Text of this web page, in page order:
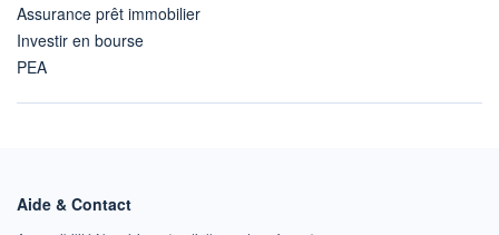
Assurance prêt immobilier
Investir en bourse
PEA
Aide & Contact